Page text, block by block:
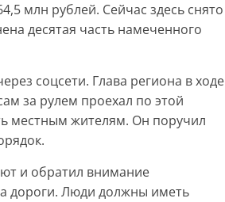
млн рублей. Сейчас здесь снято
десятая часть намеченного
соцсети. Глава региона в ходе
за рулем проехал по этой
местным жителям. Он поручил
и обратил внимание
дороги. Люди должны иметь